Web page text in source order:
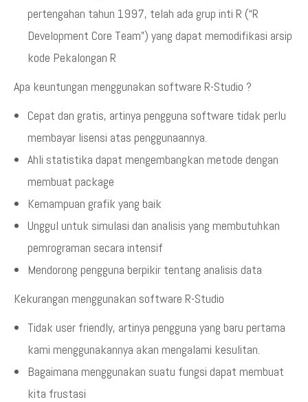
pertengahan tahun 1997, telah ada grup inti R (“R
Development Core Team”) yang dapat memodifikasi arsip
kode Pekalongan R
Apa keuntungan menggunakan software R-Studio ?
Cepat dan gratis, artinya pengguna software tidak perlu
membayar lisensi atas penggunaannya.
Ahli statistika dapat mengembangkan metode dengan
membuat package
Kemampuan grafik yang baik
Unggul untuk simulasi dan analisis yang membutuhkan
pemrograman secara intensif
Mendorong pengguna berpikir tentang analisis data
Kekurangan menggunakan software R-Studio
Tidak user friendly, artinya pengguna yang baru pertama
kami menggunakannya akan mengalami kesulitan.
Bagaimana menggunakan suatu fungsi dapat membuat
kita frustasi